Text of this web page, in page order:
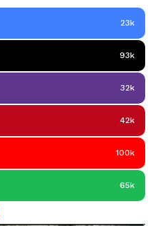
23k
93k
32k
42k
100k
65k